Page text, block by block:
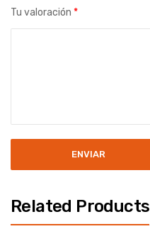
Tu valoración *
Related Products